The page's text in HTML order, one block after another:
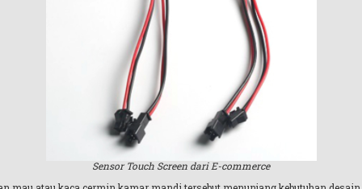
Sensor Touch Screen dari E-commerce